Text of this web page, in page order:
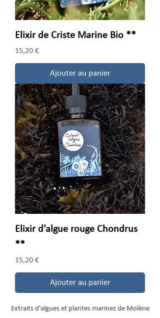
Elixir de Criste Marine Bio **
Prix
15,20 €
Ajouter au panier
Elixir d'algue rouge Chondrus
**
Prix
15,20 €
Ajouter au panier
Extraits d'algues et plantes marines de Molène